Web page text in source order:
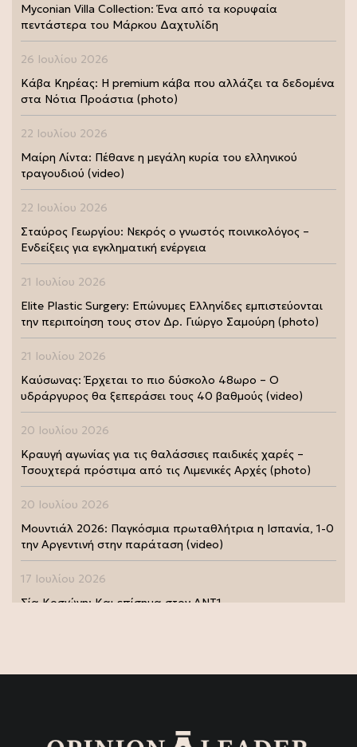
Myconian Villa Collection: Ένα από τα κορυφαία
πεντάστερα του Μάρκου Δαχτυλίδη
26 Ιουλίου 2026
Κάβα Κηρέας: Η premium κάβα που αλλάζει τα δεδομένα
στα Νότια Προάστια (photo)
22 Ιουλίου 2026
Μαίρη Λίντα: Πέθανε η μεγάλη κυρία του ελληνικού
τραγουδιού (video)
22 Ιουλίου 2026
Σταύρος Γεωργίου: Νεκρός ο γνωστός ποινικολόγος –
Ενδείξεις για εγκληματική ενέργεια
21 Ιουλίου 2026
Elite Plastic Surgery: Επώνυμες Ελληνίδες εμπιστεύονται
την περιποίηση τους στον Δρ. Γιώργο Σαμούρη (photo)
21 Ιουλίου 2026
Καύσωνας: Έρχεται το πιο δύσκολο 48ωρο – Ο
υδράργυρος θα ξεπεράσει τους 40 βαθμούς (video)
20 Ιουλίου 2026
Κραυγή αγωνίας για τις θαλάσσιες παιδικές χαρές –
Τσουχτερά πρόστιμα από τις Λιμενικές Αρχές (photo)
20 Ιουλίου 2026
Μουντιάλ 2026: Παγκόσμια πρωταθλήτρια η Ισπανία, 1-0
την Αργεντινή στην παράταση (video)
17 Ιουλίου 2026
Σία Κοσιώνη: Και επίσημα στον ΑΝΤ1
της Μάρως Κοντού (photo)
Μάρω Κοντού: Πέθανε η σπουδαία ηθοποιός (video)